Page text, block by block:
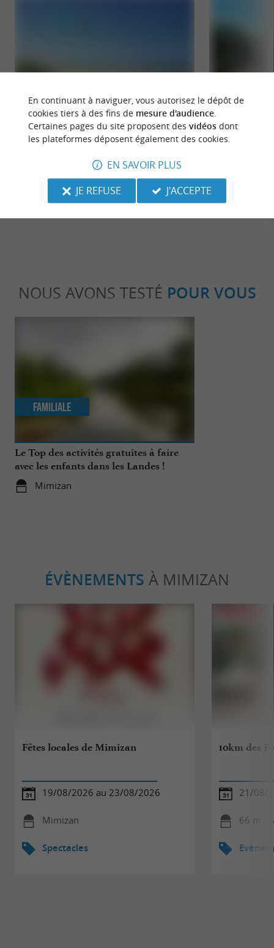
Mimizan
aujourd'hui ensevellie sous les dunes. Mimizan, ce
Mimizan
Château Woolsack
NOUS AVONS TESTÉ POUR VOUS
Le Top des activités gratuites à faire
avec les enfants dans les Landes !
Mimizan
Familiale
ÉVÈNEMENTS À MIMIZAN
Fêtes locales de Mimizan
19/08/2026 au 23/08/2026
Mimizan
Spectacles
10km des
21/08/
66 m -
En continuant à naviguer, vous autorisez le dépôt de
cookies tiers à des fins de mesure d'audience.
Certaines pages du site proposent des vidéosdont
les plateformes déposent également des cookies.
EN SAVOIR PLUS
JE REFUSE
J'ACCEPTE